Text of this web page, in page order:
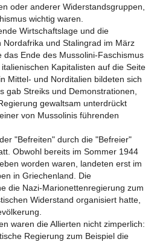
oder anderer Widerstandsgruppen,
wichtig waren.
Wirtschaftslage und die
und Stalingrad im März
das Ende des Mussolini-Faschismus
Kapitalisten auf die Seite
Mittel- und Norditalien bildeten sich
gab Streiks und Demonstrationen,
gewaltsam unterdrückt
von Mussolinis führenden
"Befreiten" durch die "Befreier"
Obwohl bereits im Sommer 1944
worden waren, landeten erst im
in Griechenland. Die
die Nazi-Marionettenregierung zum
Widerstand organisiert hatte,
waren die Allierten nicht zimperlich:
Regierung zum Beispiel die